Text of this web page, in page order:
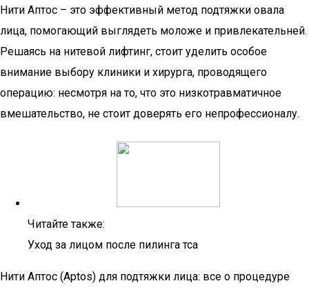
Нити Аптос – это эффективный метод подтяжки овала
лица, помогающий выглядеть моложе и привлекательней.
Решаясь на нитевой лифтинг, стоит уделить особое
внимание выбору клиники и хирурга, проводящего
операцию: несмотря на то, что это низкотравматичное
вмешательство, не стоит доверять его непрофессионалу.
Читайте также:
Уход за лицом после пилинга тса
Нити Аптос (Aptos) для подтяжки лица: все о процедуре